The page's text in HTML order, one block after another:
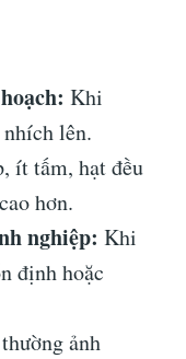
Khi
lên.
ít tấm, hạt đều
hơn.
nghiệp: Khi
định hoặc
ảnh